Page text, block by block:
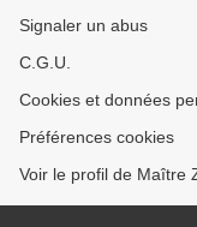
Signaler un abus
C.G.U.
Cookies et données
Préférences cookies
Voir le profil de Maître